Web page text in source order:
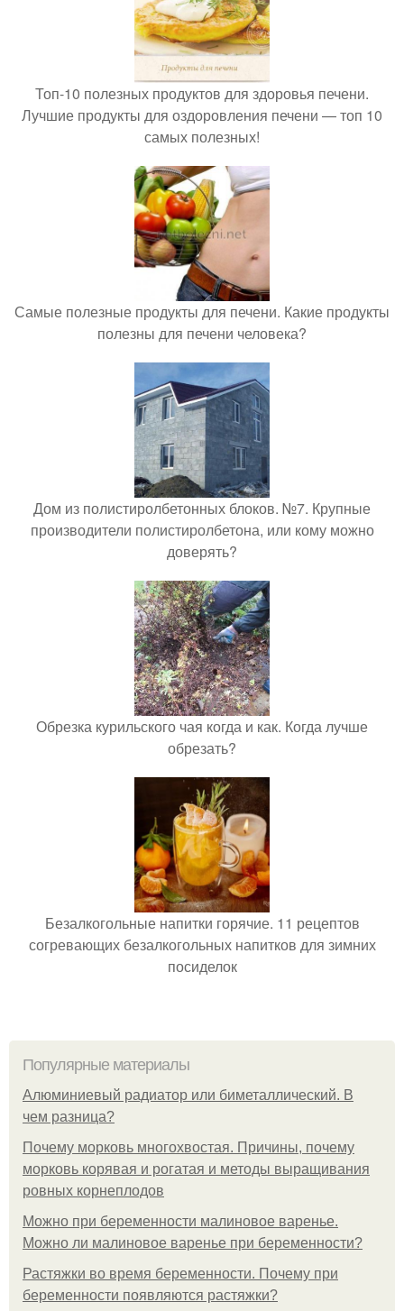
Топ-10 полезных продуктов для здоровья печени.
Лучшие продукты для оздоровления печени — топ 10
самых полезных!
Самые полезные продукты для печени. Какие продукты
полезны для печени человека?
Дом из полистиролбетонных блоков. №7. Крупные
производители полистиролбетона, или кому можно
доверять?
Обрезка курильского чая когда и как. Когда лучше
обрезать?
Безалкогольные напитки горячие. 11 рецептов
согревающих безалкогольных напитков для зимних
посиделок
Популярные материалы
Алюминиевый радиатор или биметаллический. В
чем разница?
Почему морковь многохвостая. Причины, почему
морковь корявая и рогатая и методы выращивания
ровных корнеплодов
Можно при беременности малиновое варенье.
Можно ли малиновое варенье при беременности?
Растяжки во время беременности. Почему при
беременности появляются растяжки?